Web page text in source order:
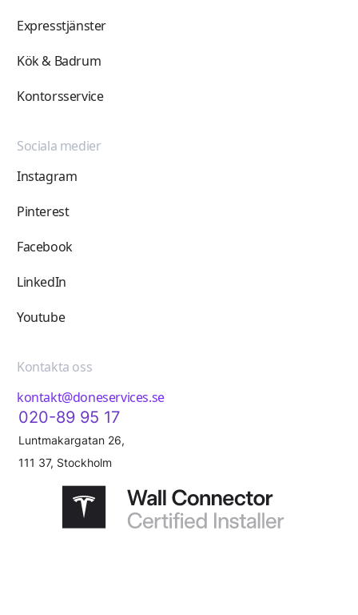
Expresstjänster
Kök & Badrum
Kontorsservice
Sociala medier
Instagram
Pinterest
Facebook
LinkedIn
Youtube
Kontakta oss
kontakt@doneservices.se
020-89 95 17
Luntmakargatan 26,
111 37, Stockholm